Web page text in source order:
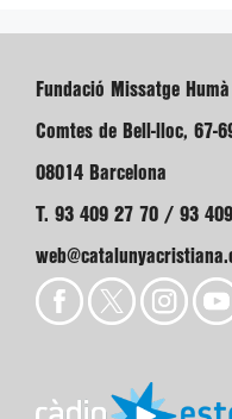
Fundació Missatge
Comtes de Bell-lloc, 67-
08014 Barcelona
T. 93 409 27 70 / 93